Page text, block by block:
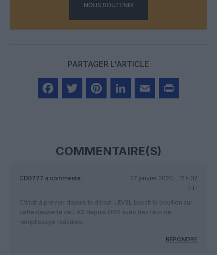
NOUS SOUTENIR
PARTAGER L'ARTICLE
COMMENTAIRE(S)
CDB777 a commenté :
27 janvier 2020 - 12 h 07
min
C’était à prévoir depuis le début. LEVEL buvait le bouillon sur
cette desserte de LAS depuis ORY avec des taux de
remplissage ridicules.
RÉPONDRE